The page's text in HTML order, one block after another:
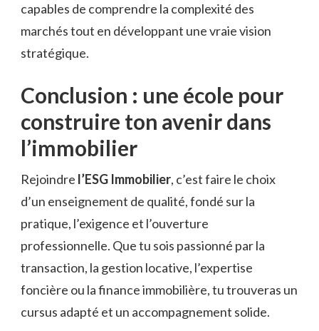
capables de comprendre la complexité des
marchés tout en développant une vraie vision
stratégique.
Conclusion : une école pour
construire ton avenir dans
l’immobilier
Rejoindre l’ESG Immobilier, c’est faire le choix
d’un enseignement de qualité, fondé sur la
pratique, l’exigence et l’ouverture
professionnelle. Que tu sois passionné par la
transaction, la gestion locative, l’expertise
foncière ou la finance immobilière, tu trouveras un
cursus adapté et un accompagnement solide.